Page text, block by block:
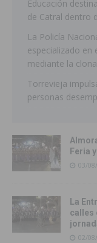
Educación
de Catral dentro
La Policía
especializado en
mediante la
Torrevieja
personas
Feria
03/
La
calles
02/